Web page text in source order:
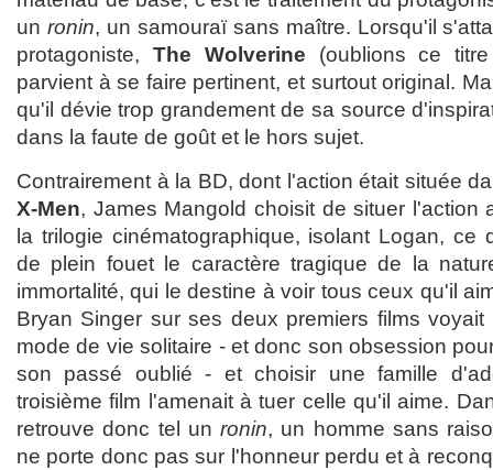
un ronin, un samouraï sans maître. Lorsqu'il
protagoniste, The Wolverine (oublions ce
parvient à se faire pertinent, et surtout original.
qu'il dévie trop grandement de sa source
dans la faute de goût et le hors sujet.
Contrairement à la BD, dont l'action était située
X-Men, James Mangold choisit de situer l'action
la trilogie cinématographique, isolant Logan, ce
de plein fouet le caractère tragique de la
immortalité, qui le destine à voir tous ceux qu'il
Bryan Singer sur ses deux premiers films
mode de vie solitaire - et donc son obsession
son passé oublié - et choisir une famille
troisième film l'amenait à tuer celle qu'il aime.
retrouve donc tel unronin, un homme sans
ne porte donc pas sur l'honneur perdu et à